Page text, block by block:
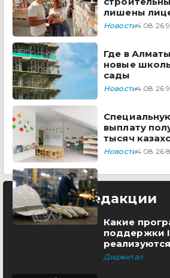
лишены
Новости4.08.26
Где в
новые
сады
Новости4.08.26
выплату
тысяч
Новости4.08.26
Выбор редакции
Какие
поддержки
Диджитал